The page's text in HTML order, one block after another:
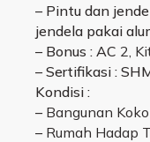
– Pintu dan
jendela pakai
– Bonus : AC 2, K
– Sertifikasi :
Kondisi :
– Bangunan
– Rumah Hadap